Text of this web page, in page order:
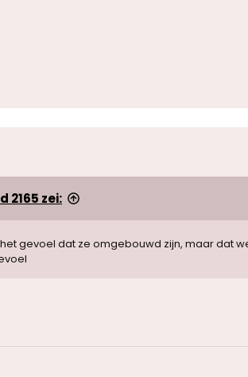
2165 zei:
gevoel dat ze omgebouwd zijn, maar dat